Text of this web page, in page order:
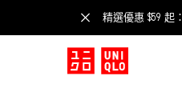
精選優惠 $59 起